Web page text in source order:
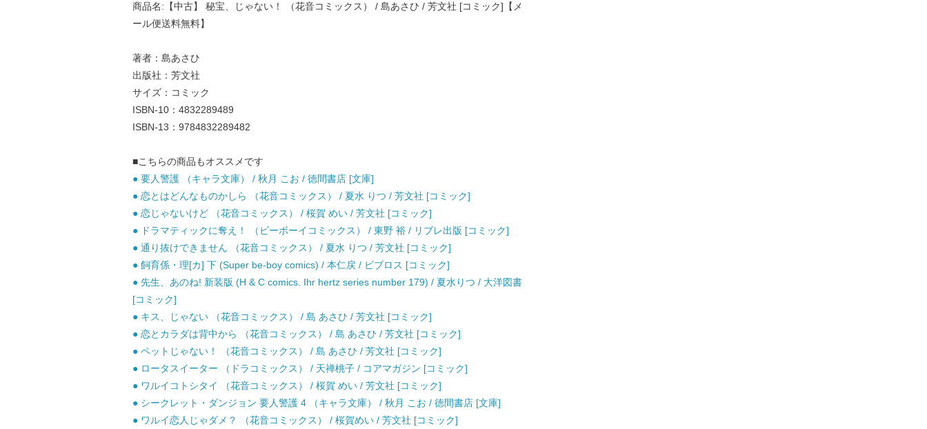
商品名:【中古】 秘宝、じゃない！ （花音コミックス） / 島あさひ / 芳文社 [コミック]【メ
ール便送料無料】
著者：島あさひ
出版社：芳文社
サイズ：コミック
ISBN-10：4832289489
ISBN-13：9784832289482
■こちらの商品もオススメです
● 要人警護 （キャラ文庫） / 秋月 こお / 徳間書店 [文庫]
● 恋とはどんなものかしら （花音コミックス） / 夏水 りつ / 芳文社 [コミック]
● 恋じゃないけど （花音コミックス） / 桜賀 めい / 芳文社 [コミック]
● ドラマティックに奪え！ （ビーボーイコミックス） / 東野 裕 / リブレ出版 [コミック]
● 通り抜けできません （花音コミックス） / 夏水 りつ / 芳文社 [コミック]
● 飼育係・理[カ] 下 (Super be-boy comics) / 本仁戻 / ビブロス [コミック]
● 先生、あのね! 新装版 (H & C comics. Ihr hertz series number 179) / 夏水りつ / 大洋図書
[コミック]
● キス、じゃない （花音コミックス） / 島 あさひ / 芳文社 [コミック]
● 恋とカラダは背中から （花音コミックス） / 島 あさひ / 芳文社 [コミック]
● ペットじゃない！ （花音コミックス） / 島 あさひ / 芳文社 [コミック]
● ロータスイーター （ドラコミックス） / 天禅桃子 / コアマガジン [コミック]
● ワルイコトシタイ （花音コミックス） / 桜賀 めい / 芳文社 [コミック]
● シークレット・ダンジョン 要人警護 4 （キャラ文庫） / 秋月 こお / 徳間書店 [文庫]
● ワルイ恋人じゃダメ？ （花音コミックス） / 桜賀めい / 芳文社 [コミック]